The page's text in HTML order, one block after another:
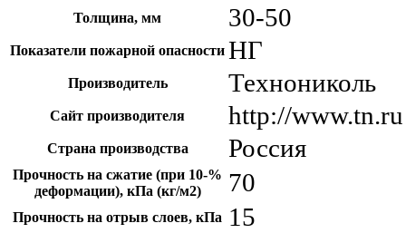
Толщина, мм 30-50
Показатели пожарной опасности НГ
Производитель Технониколь
Сайт производителя http://www.tn.ru
Страна производства Россия
Прочность на сжатие (при 10-%
деформации), кПа (кг/м2)
70
Прочность на отрыв слоев, кПа 15